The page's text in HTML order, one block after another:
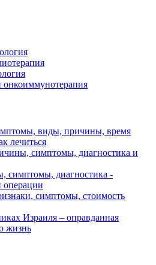
виды, причины, время
лечиться
симптомы, диагностика и
симптомы, диагностика -
операции
симптомы, стоимость
Израиля – оправданная
жизнь